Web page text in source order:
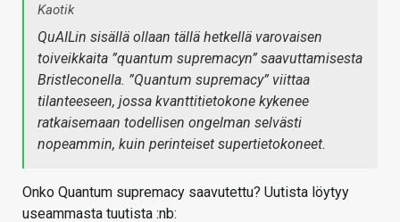
Kaotik
QuAILin sisällä ollaan tällä hetkellä varovaisen
toiveikkaita ”quantum supremacyn” saavuttamisesta
Bristleconella. ”Quantum supremacy” viittaa
tilanteeseen, jossa kvanttitietokone kykenee
ratkaisemaan todellisen ongelman selvästi
nopeammin, kuin perinteiset supertietokoneet.
Onko Quantum supremacy saavutettu? Uutista löytyy
useammasta tuutista :nb: